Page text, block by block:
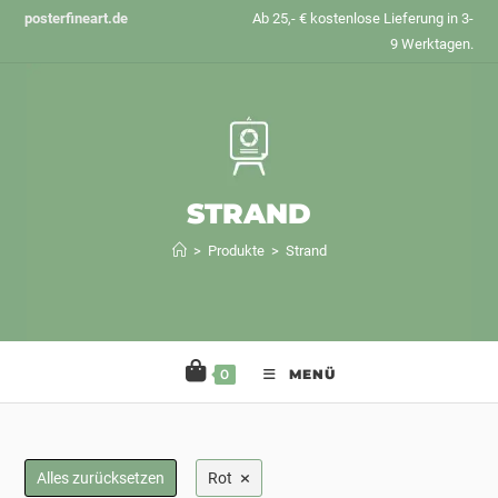
Zumposterfineart.de
Ab 25,- € kostenlose Lieferung in 3-
9 Werktagen.
STRAND
> Produkte > Strand
0 MENÜ
Alles zurücksetzen Rot ×